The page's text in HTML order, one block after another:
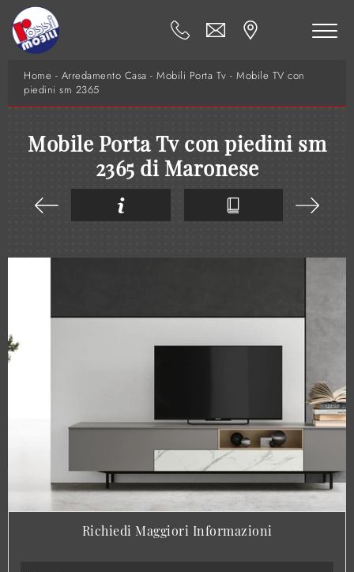
Home - Arredamento Casa - Mobili Porta Tv - Mobile TV con
piedini sm 2365
Mobile Porta Tv con piedini sm
2365 di Maronese
Richiedi Maggiori Informazioni